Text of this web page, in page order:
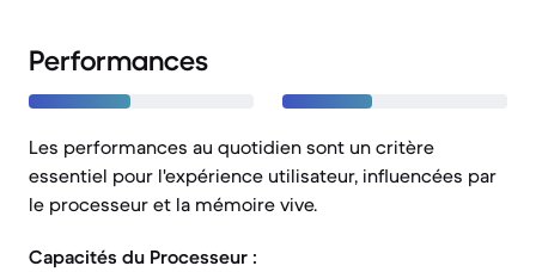
Performances
Les performances au quotidien sont un critère
essentiel pour l'expérience utilisateur, influencées par
le processeur et la mémoire vive.
Capacités du Processeur :